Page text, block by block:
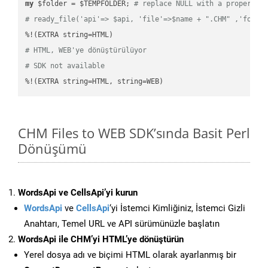
my $folder = $TEMPFOLDER; # replace NULL with a proper
# ready_file('api'=> $api, 'file'=>$name + ".CHM"
# HTML, WEB'ye dönüştürülüyor
# SDK not available
%!(EXTRA string=HTML, string=WEB)
CHM Files to WEB SDK’sında Basit Perl
Dönüşümü
WordsApi ve CellsApi’yi kurun
WordsApi ve CellsApi‘yi İstemci Kimliğiniz, İstemci Gizli
Anahtarı, Temel URL ve API sürümünüzle başlatın
WordsApi ile CHM’yi HTML’ye dönüştürün
Yerel dosya adı ve biçimi HTML olarak ayarlanmış bir